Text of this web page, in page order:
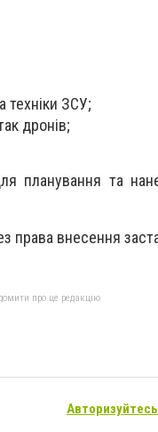
техніки ЗСУ;
дронів;
планування та
права внесення
про це редакцію
Авторизуйтесь